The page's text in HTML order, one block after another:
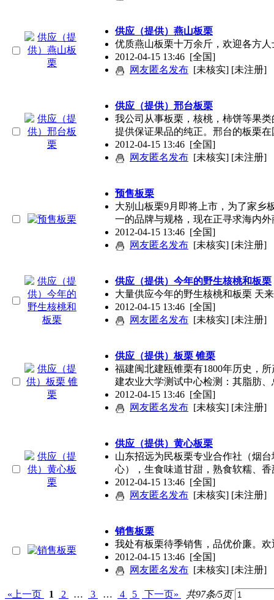
供应（提供）燕山板栗
优质燕山板栗十万余斤，欢迎各方
2012-04-15 13:46 [全国]
网友匿名发布 [未核实] [未注册]
供应（提供）邢台板栗
我公司从事板栗，核桃，柿饼等果
提供保证果品的纯正。邢台的板栗在
2012-04-15 13:46 [全国]
网友匿名发布 [未核实] [未注册]
预售板栗
大别山板栗9月即将上市，为了家乡
一的品牌与规格，现在正寻求海内外
2012-04-15 13:46 [全国]
网友匿名发布 [未核实] [未注册]
供应（提供）今年的野生核桃和板栗
大量供应今年的野生核桃和板栗 天
2012-04-15 13:46 [全国]
网友匿名发布 [未核实] [未注册]
供应（提供）板栗 锥栗
福建闽北建瓯锥栗有1800年历史，
建农业大学测试中心检测：其脂肪、
2012-04-15 13:46 [全国]
网友匿名发布 [未核实] [未注册]
供应（提供）黄心板栗
山东招远为民板栗专业合作社（烟
心），生食味道甘甜，熟食软糯、香
2012-04-15 13:46 [全国]
网友匿名发布 [未核实] [未注册]
销售板栗
我处有板栗待季销售，品优价廉。
2012-04-15 13:46 [全国]
网友匿名发布 [未核实] [未注册]
«上一页 1 2 … 3 … 4 5 下一页» 共97条/5页